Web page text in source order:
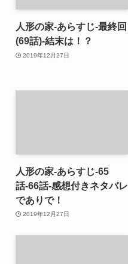
人形の家-あらすじ-最終回
(69話)-結末は！？
2019年12月27日
人形の家-あらすじ-65
話-66話-感想付きネタバレ
でありで！
2019年12月27日